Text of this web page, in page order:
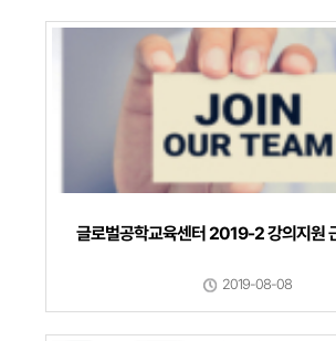
글로벌공학교육센터 2019-2 강의지원
2019-08-08